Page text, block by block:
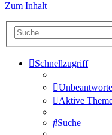
Zum Inhalt
Schnellzugriff
Aktive
Suche